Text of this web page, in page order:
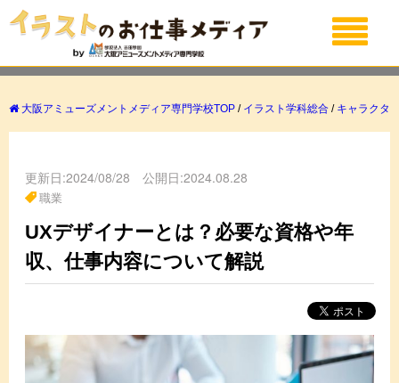
大阪アミューズメントメディア専門学校TOP / イラスト学科総合 / キャラクタ
更新日:2024/08/28 公開日:2024.08.28
職業
UXデザイナーとは？必要な資格や年
収、仕事内容について解説